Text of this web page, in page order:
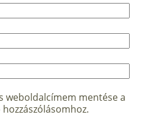
weboldalcímem mentése a